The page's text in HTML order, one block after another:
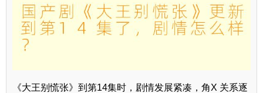
《大王别慌张》到第14集时，剧情发展紧凑，角X 关系逐